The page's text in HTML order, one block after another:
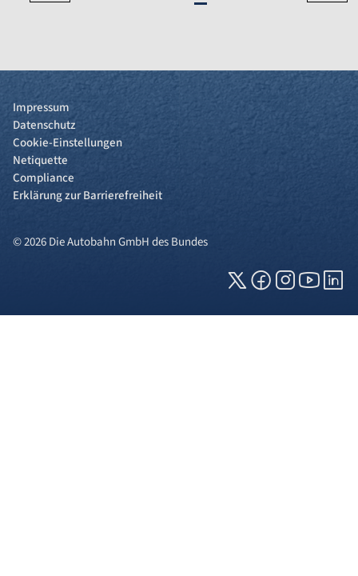
Impressum
Datenschutz
Cookie-Einstellungen
Netiquette
Compliance
Erklärung zur Barrierefreiheit
© 2026 Die Autobahn GmbH des Bundes